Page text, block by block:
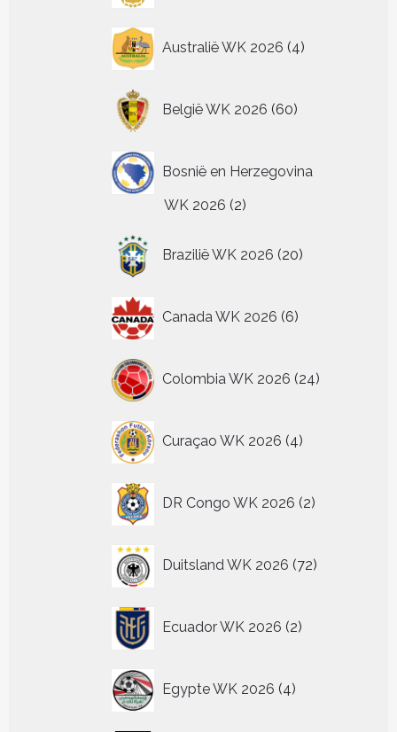
Australië WK 2026 4
producten
België WK 2026 60
producten
Bosnië en Herzegovina
WK 2026 22
Brazilië WK 2026 20
producten
Canada WK 2026 6
producten
Colombia WK 2026 24
producten
Curaçao WK 2026 4
producten
DR Congo WK 2026 2
producten
Duitsland WK 2026 72
producten
Ecuador WK 2026 2
producten
Egypte WK 2026 4
producten